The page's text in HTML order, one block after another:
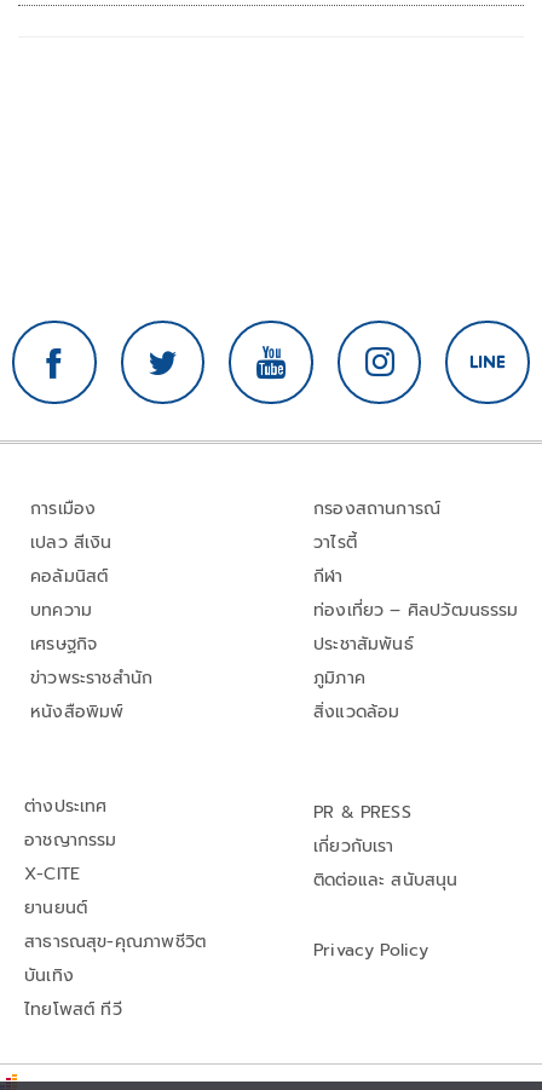
การเมือง
เปลว สีเงิน
คอลัมนิสต์
บทความ
เศรษฐกิจ
ข่าวพระราชสำนัก
หนังสือพิมพ์
กรองสถานการณ์
วาไรตี้
กีฬา
ท่องเที่ยว – ศิลปวัฒนธรรม
ประชาสัมพันธ์
ภูมิภาค
สิ่งแวดล้อม
ต่างประเทศ
อาชญากรรม
X-CITE
ยานยนต์
สาธารณสุข-คุณภาพชีวิต
บันเทิง
ไทยโพสต์ ทีวี
PR & PRESS
เกี่ยวกับเรา
ติดต่อและ สนับสนุน
Privacy Policy